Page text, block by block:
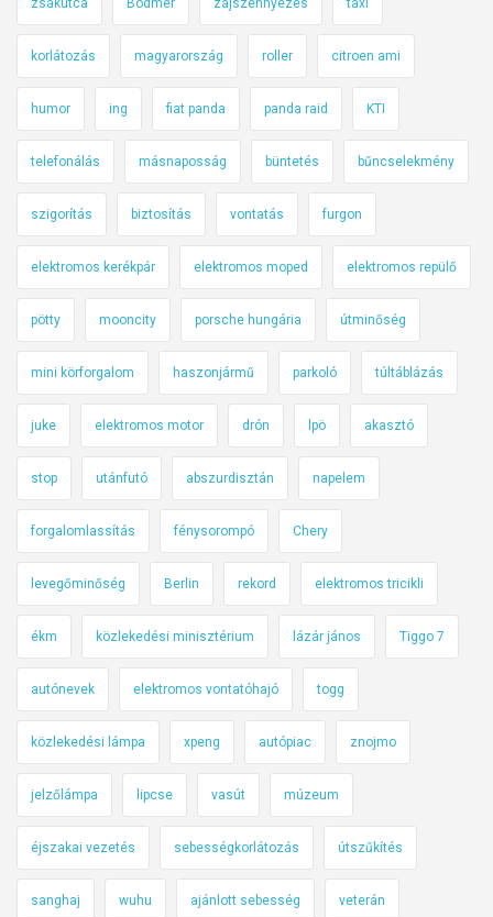
zsákutca Bodmér zajszennyezés taxi
korlátozás magyarország roller citroen ami
humor ing fiat panda panda raid KTI
telefonálás másnaposság büntetés bűncselekmény
szigorítás biztosítás vontatás furgon
elektromos kerékpár elektromos moped elektromos repülő
pötty mooncity porsche hungária útminőség
mini körforgalom haszonjármű parkoló túltáblázás
juke elektromos motor drón lpö akasztó
stop utánfutó abszurdisztán napelem
forgalomlassítás fénysorompó Chery
levegőminőség Berlin rekord elektromos tricikli
ékm közlekedési minisztérium lázár jános Tiggo 7
autónevek elektromos vontatóhajó togg
közlekedési lámpa xpeng autópiac znojmo
jelzőlámpa lipcse vasút múzeum
éjszakai vezetés sebességkorlátozás útszűkítés
sanghaj wuhu ajánlott sebesség veterán